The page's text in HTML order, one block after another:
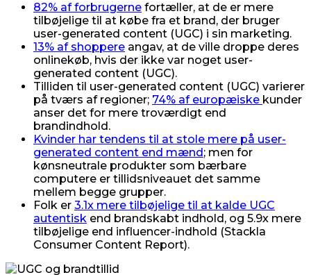
82% af forbrugerne fortæller, at de er mere
tilbøjelige til at købe fra et brand, der bruger
user-generated content (UGC) i sin marketing.
13% af shoppere angav, at de ville droppe deres
onlinekøb, hvis der ikke var noget user-
generated content (UGC).
Tilliden til user-generated content (UGC) varierer
på tværs af regioner; 74% af europæiske kunder
anser det for mere troværdigt end
brandindhold.
Kvinder har tendens til at stole mere på user-
generated content end mænd ; men for
kønsneutrale produkter som bærbare
computere er tillidsniveauet det samme
mellem begge grupper.
Folk er 3.1x mere tilbøjelige til at kalde UGC
autentisk end brandskabt indhold, og 5.9x mere
tilbøjelige end influencer-indhold (Stackla
Consumer Content Report).